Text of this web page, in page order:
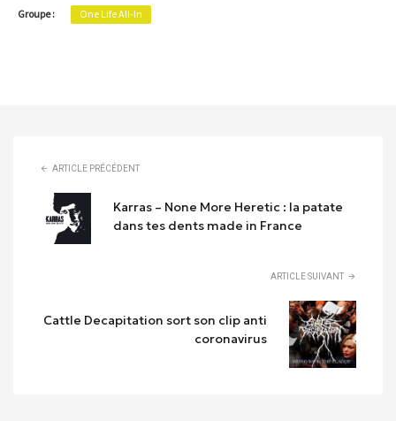
Groupe : One Life All-In
ARTICLE PRÉCÉDENT
Karras – None More Heretic : la patate
dans tes dents made in France
ARTICLE SUIVANT
Cattle Decapitation sort son clip anti
coronavirus